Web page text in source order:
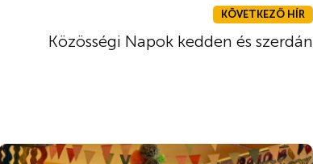
KÖVETKEZŐ HÍR
Közösségi Napok kedden és szerdán